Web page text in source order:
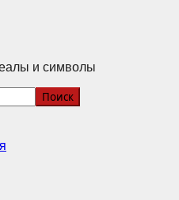
и символы